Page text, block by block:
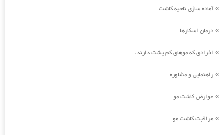
»آماده سازی ناحیه کاشت
» درمان اسکارها
» افرادی که موهای کم پشت دارند.
» راهنمایی و مشاوره
» عوارض کاشت مو
» مراقبت کاشت مو